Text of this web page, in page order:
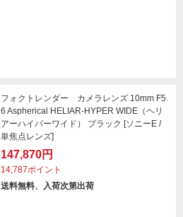
フォクトレンダー カメラレンズ 10mm F5.
6 Aspherical HELIAR-HYPER WIDE（ヘリ
アーハイパーワイド） ブラック [ソニーE /
単焦点レンズ]
147,870円
14,787ポイント
送料無料、入荷次第出荷